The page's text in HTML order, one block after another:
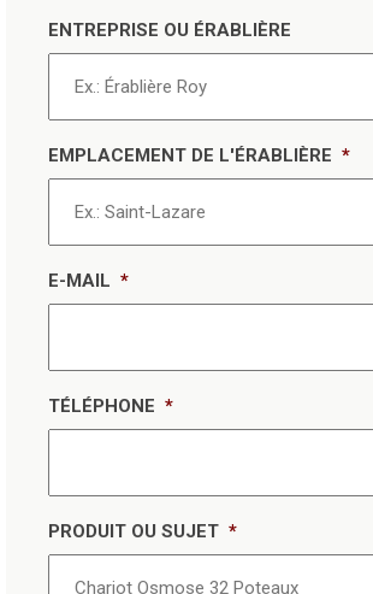
ENTREPRISE OU ÉRABLIÈRE
EMPLACEMENT DE L'ÉRABLIÈRE *
E-MAIL *
TÉLÉPHONE *
PRODUIT OU SUJET *